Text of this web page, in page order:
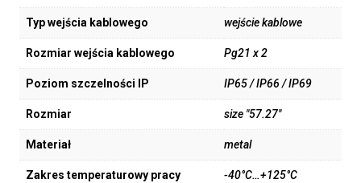
Typ wejścia kablowego wejście kablowe
Rozmiar wejścia kablowego Pg21 x 2
Poziom szczelności IP IP65 / IP66 / IP69
Rozmiar size "57.27"
Materiał metal
Zakres temperaturowy pracy -40°C…+125°C